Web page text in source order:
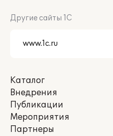
Другие сайты 1С
Каталог
Внедрения
Публикации
Мероприятия
Партнеры